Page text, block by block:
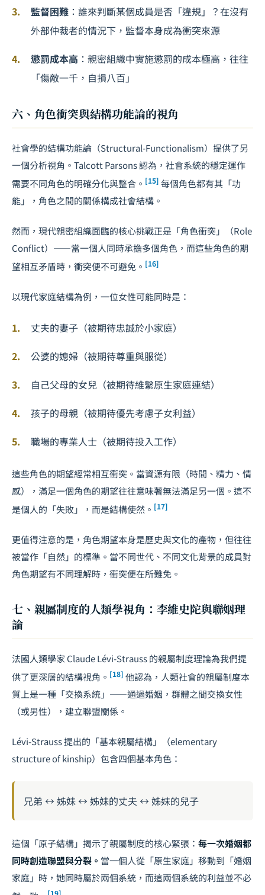
監督困難 ：誰來判斷某個成員是否「違規」？在沒有
外部仲裁者的情況下，監督本身成為衝突來源
懲罰成本高 ：親密組織中實施懲罰的成本極高，往往
「傷敵一千，自損八百」
六、角色衝突與結構功能論的視角
社會學的結構功能論（Structural-Functionalism）提供了另
一個分析視角。Talcott Parsons 認為，社會系統的穩定運作
需要不同角色的明確分化與整合。 [15] 每個角色都有其「功
能」，角色之間的關係構成社會結構。
然而，現代親密組織面臨的核心挑戰正是「角色衝突」（Role
Conflict）——當一個人同時承擔多個角色，而這些角色的期
望相互矛盾時，衝突便不可避免。 [16]
以現代家庭結構為例，一位女性可能同時是：
丈夫的妻子（被期待忠誠於小家庭）
公婆的媳婦（被期待尊重與服從）
自己父母的女兒（被期待維繫原生家庭連結）
孩子的母親（被期待優先考慮子女利益）
職場的專業人士（被期待投入工作）
這些角色的期望經常相互衝突。當資源有限（時間、精力、情
感），滿足一個角色的期望往往意味著無法滿足另一個。這不
是個人的「失敗」，而是結構使然。 [17]
更值得注意的是，角色期望本身是歷史與文化的產物，但往往
被當作「自然」的標準。當不同世代、不同文化背景的成員對
角色期望有不同理解時，衝突便在所難免。
七、親屬制度的人類學視角：李維史陀與聯姻理
論
法國人類學家 Claude Lévi-Strauss 的親屬制度理論為我們提
供了更深層的結構視角。 [18] 他認為，人類社會的親屬制度本
質上是一種「交換系統」——通過婚姻，群體之間交換女性
（或男性），建立聯盟關係。
Lévi-Strauss 提出的「基本親屬結構」（elementary
structure of kinship）包含四個基本角色：
兄弟 ↔ 姊妹 ↔ 姊妹的丈夫 ↔ 姊妹的兒子
這個「原子結構」揭示了親屬制度的核心緊張： 每一次婚姻都
同時創造聯盟與分裂。 當一個人從「原生家庭」移動到「婚姻
家庭」時，她同時屬於兩個系統，而這兩個系統的利益並不必
[19]